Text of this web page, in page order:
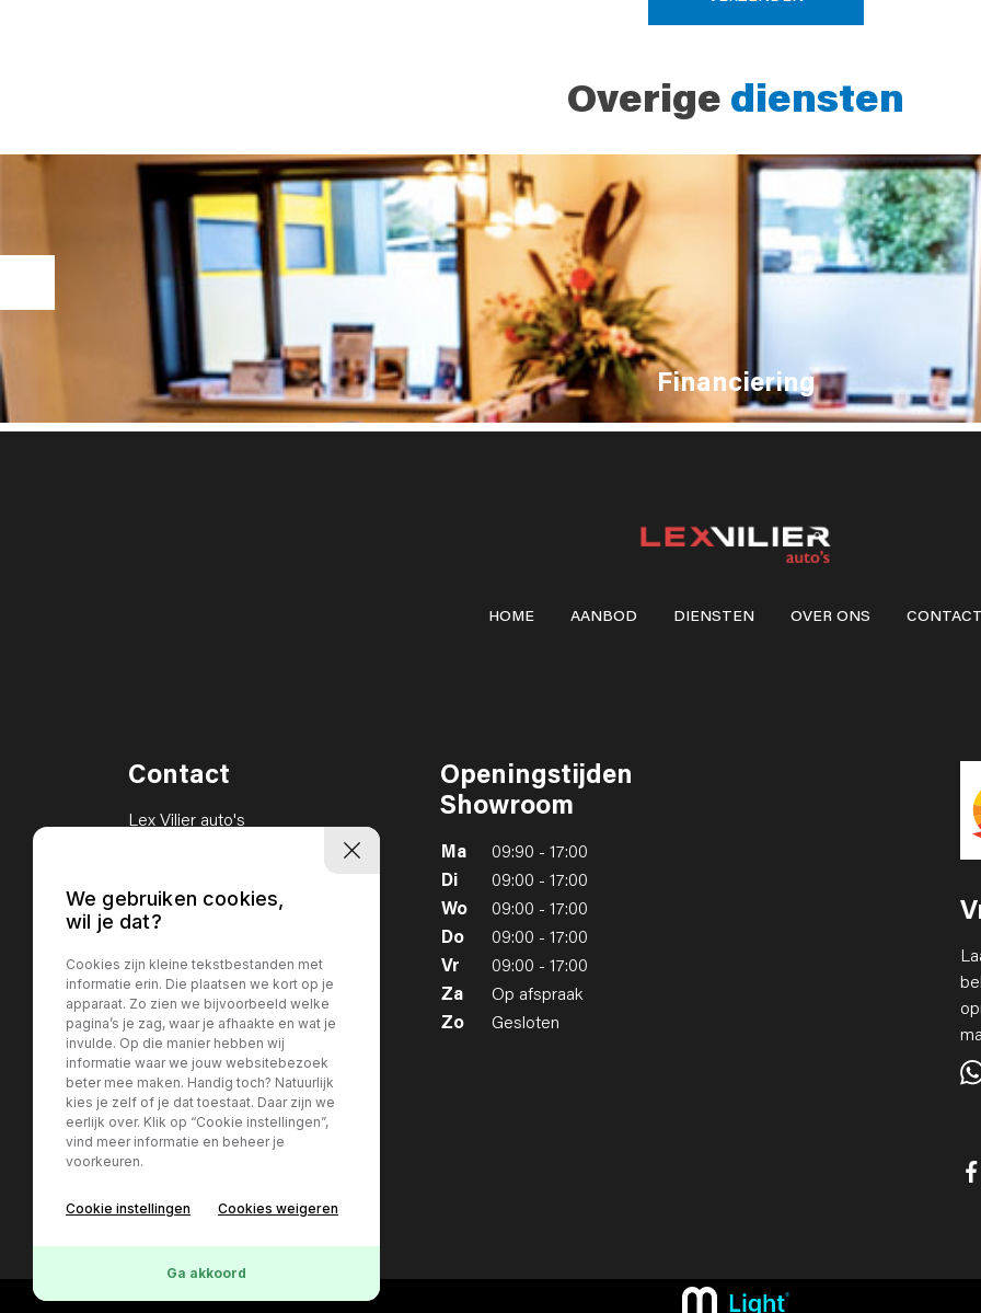
Overige diensten
Financiering
HOME AANBOD DIENSTEN OVER ONS
Contact
Lex Vilier auto's
T: 0481 - 352 353
E: info@vilier.nl
Openingstijden
Showroom
Ma
09:90 - 17:00
Di
09:00 - 17:00
Wo
09:00 - 17:00
Do
09:00 - 17:00
Vr
09:00 - 17:00
Za
Op afspraak
Zo
Gesloten
Privacy policy
We gebruiken cookies,
wil je dat?
Cookies zijn kleine tekstbestanden met
informatie erin. Die plaatsen we kort op je
apparaat. Zo zien we bijvoorbeeld welke
pagina’s je zag, waar je afhaakte en wat je
invulde. Op die manier hebben wij
informatie waar we jouw websitebezoek
beter mee maken. Handig toch? Natuurlijk
kies je zelf of je dat toestaat. Daar zijn we
eerlijk over. Klik op “Cookie instellingen”,
vind meer informatie en beheer je
voorkeuren.
Cookie instellingen Cookies weigeren
Ga akkoord